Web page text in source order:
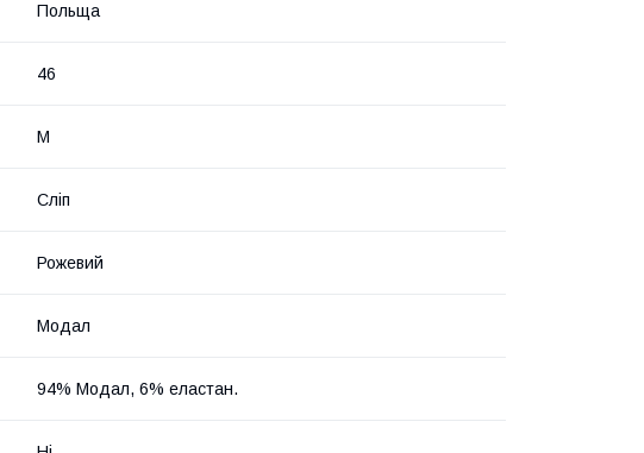
Польща
46
M
Сліп
Рожевий
Модал
94% Модал, 6% еластан.